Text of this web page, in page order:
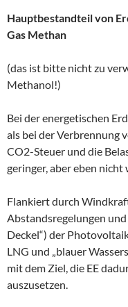
Hauptbestandteil von
Gas Methan
(das ist bitte nicht zu
Methanol!)
Bei der energetischen
als bei der Verbrennung
CO2-Steuer und die
geringer, aber eben
Flankiert durch
Abstandsregelungen
Deckel“) der
LNG und „blauer
mit dem Ziel, die EE
auszusetzen.